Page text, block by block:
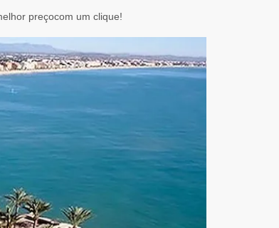
preçocom um clique!